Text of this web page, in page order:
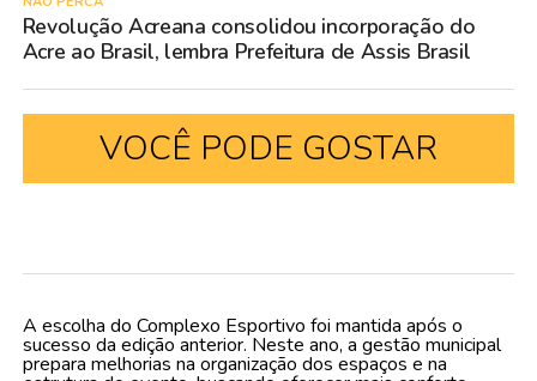
Revolução Acreana consolidou incorporação do
Acre ao Brasil, lembra Prefeitura de Assis Brasil
VOCÊ PODE GOSTAR
A escolha do Complexo Esportivo foi mantida após o
sucesso da edição anterior. Neste ano, a gestão municipal
prepara melhorias na organização dos espaços e na